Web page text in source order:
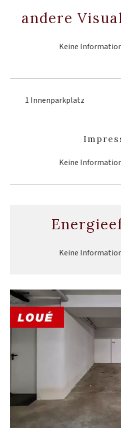
andere
Keine
1 Innenparkplatz
Keine
Keine